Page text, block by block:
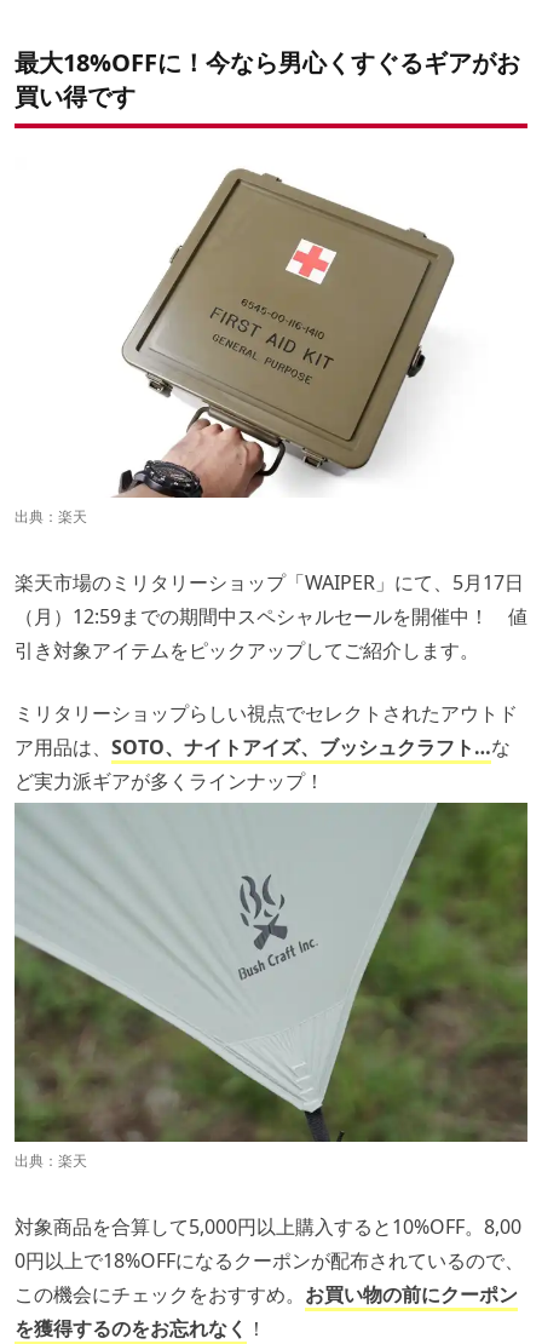
夏へ向けて準備を！「MiiR」の対象アイテム
イケてる収納ボックスもあります
最大18%OFFに！今なら男心くすぐるギアがお
買い得です
出典： 楽天
楽天市場のミリタリーショップ「WAIPER」にて、5月17日
（月）12:59までの期間中スペシャルセールを開催中！ 値
引き対象アイテムをピックアップしてご紹介します。
ミリタリーショップらしい視点でセレクトされたアウトド
ア用品は、 SOTO、ナイトアイズ、ブッシュクラフト…な
ど実力派ギアが多くラインナップ！
出典： 楽天
対象商品を合算して5,000円以上購入すると10%OFF。8,00
0円以上で18%OFFになるクーポンが配布されているので、
この機会にチェックをおすすめ。 お買い物の前にクーポン
を獲得するのをお忘れなく ！